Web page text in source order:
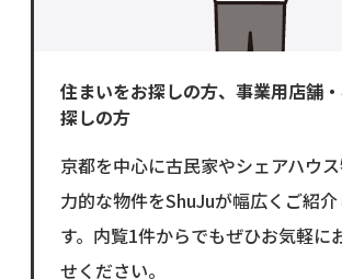
住まいをお探しの方、事業用店舗
探しの方
京都を中心に古民家やシェアハウ
力的な物件をShuJuが幅広くご紹
す。内覧1件からでもぜひお気軽に
せください。